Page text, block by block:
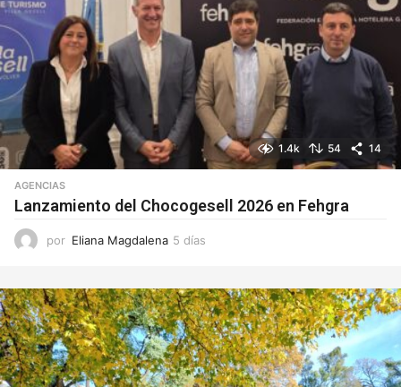
1.4k 54 14
AGENCIAS
Lanzamiento del Chocogesell 2026 en Fehgra
por Eliana Magdalena 5 días
a
s